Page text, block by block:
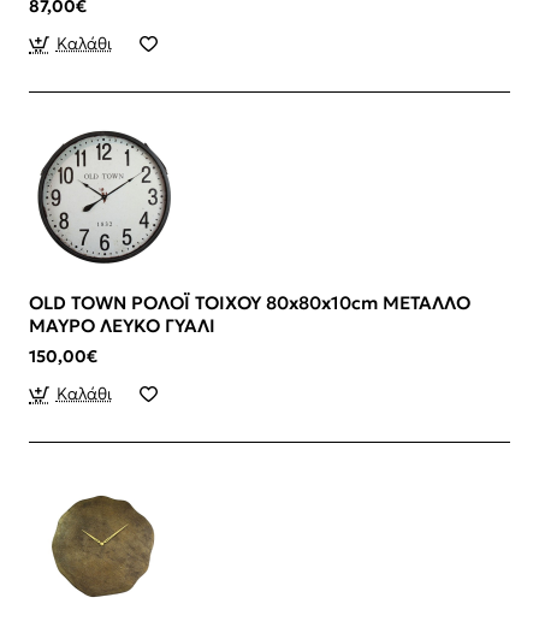
87,00€
Καλάθι
OLD TOWN ΡΟΛΟΪ ΤΟΙΧΟΥ 80x80x10cm ΜΕΤΑΛΛΟ
ΜΑΥΡΟ ΛΕΥΚΟ ΓΥΑΛΙ
150,00€
Καλάθι